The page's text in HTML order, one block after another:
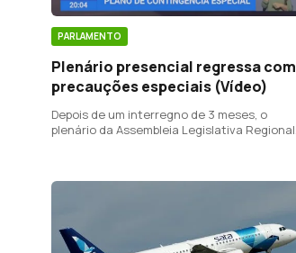
PARLAMENTO
Plenário presencial regressa com
precauções especiais (Vídeo)
Depois de um interregno de 3 meses, o
plenário da Assembleia Legislativa Regional